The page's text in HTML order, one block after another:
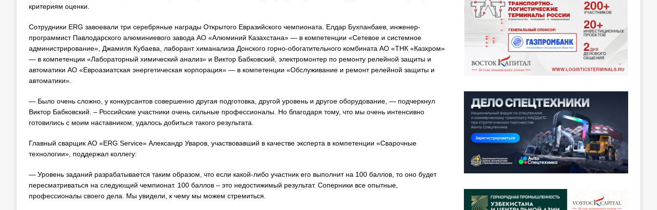
критериям оценки.
Сотрудники ERG завоевали три серебряные награды Открытого Евразийского чемпионата. Елдар Бухпанбаев, инженер-
программист Павлодарского алюминиевого завода АО «Алюминий Казахстана» — в компетенции «Сетевое и системное
администрирование», Джамиля Кубаева, лаборант химанализа Донского горно-обогатительного комбината АО «ТНК «Казхром»
— в компетенции «Лабораторный химический анализ» и Виктор Бабковский, электромонтер по ремонту релейной защиты и
автоматики АО «Евроазиатская энергетическая корпорация» — в компетенции «Обслуживание и ремонт релейной защиты и
автоматики».
— Было очень сложно, у конкурсантов совершенно другая подготовка, другой уровень и другое оборудование, — подчеркнул
Виктор Бабковский. – Российские участники очень сильные профессионалы. Но благодаря тому, что мы очень интенсивно
готовились с моим наставником, удалось добиться такого результата.
Главный сварщик АО «ERG Service» Александр Уваров, участвовавший в качестве эксперта в компетенции «Сварочные
технологии», поддержал коллегу:
— Уровень заданий разрабатывается таким образом, что если какой-либо участник его выполнит на 100 баллов, то оно будет
пересматриваться на следующий чемпионат. 100 баллов – это недостижимый результат. Соперники все опытные,
профессионалы своего дела. Мы увидели, к чему мы можем стремиться.